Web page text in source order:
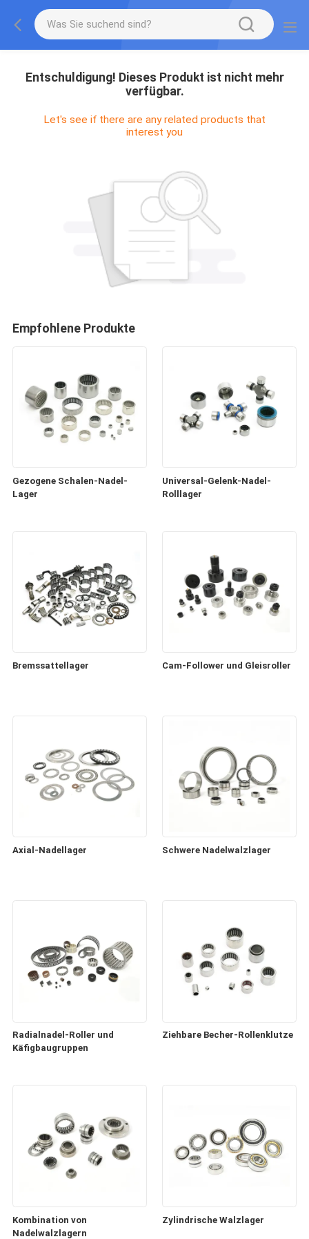
Entschuldigung! Dieses Produkt ist nicht mehr
verfügbar.
Let's see if there are any related products that
interest you
Empfohlene Produkte
Gezogene Schalen-Nadel-
Lager
Universal-Gelenk-Nadel-
Rolllager
Bremssattellager Cam-Follower und Gleisroller
Axial-Nadellager Schwere Nadelwalzlager
Radialnadel-Roller und
Käfigbaugruppen
Ziehbare Becher-Rollenklutze
Kombination von
Nadelwalzlagern
Zylindrische Walzlager